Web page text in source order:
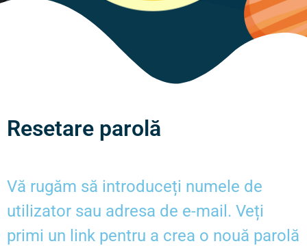
Resetare parolă
Vă rugăm să introduceți numele de
utilizator sau adresa de e-mail. Veți
primi un link pentru a crea o nouă parolă